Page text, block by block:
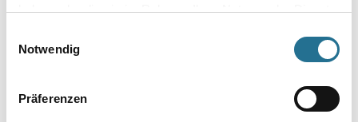
haben oder die sie im Rahmen Ihrer Nutzung der Dienste
Notwendig
Präferenzen